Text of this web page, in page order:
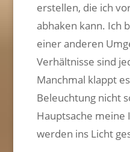
erstellen, die ich
abhaken kann. Ich
einer anderen
Verhältnisse sind
Manchmal klappt
Beleuchtung nicht
Hauptsache
werden ins Licht